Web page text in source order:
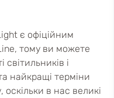
є офіційним
тому ви можете
світильників і
найкращі терміни
в нас великі